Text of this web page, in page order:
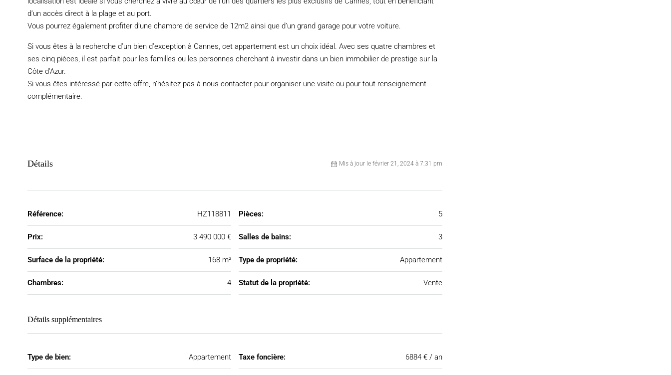
d’un accès direct à la plage et au port.
Vous pourrez également profiter d’une chambre de service de 12m2 ainsi que d’un grand garage pour votre voiture.
Si vous êtes à la recherche d’un bien d’exception à Cannes, cet appartement est un choix idéal. Avec ses quatre chambres et
ses cinq pièces, il est parfait pour les familles ou les personnes cherchant à investir dans un bien immobilier de prestige sur la
Côte d’Azur.
Si vous êtes intéressé par cette offre, n’hésitez pas à nous contacter pour organiser une visite ou pour tout renseignement
complémentaire.
Détails Mis à jour le février 21, 2024 à 7:31 pm
Référence: HZ118811
Prix: 3 490 000 €
Surface de la propriété: 168 m²
Chambres: 4
Pièces: 5
Salles de bains: 3
Type de propriété: Appartement
Statut de la propriété: Vente
Détails supplémentaires
Type de bien: Appartement Taxe foncière: 6884 € / an